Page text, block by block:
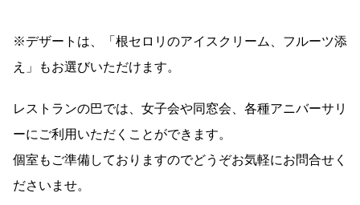
※デザートは、「根セロリのアイスクリーム、フルーツ添
え」もお選びいただけます。
レストランの巴では、女子会や同窓会、各種アニバーサリ
ーにご利用いただくことができます。
個室もご準備しておりますのでどうぞお気軽にお問合せく
ださいませ。